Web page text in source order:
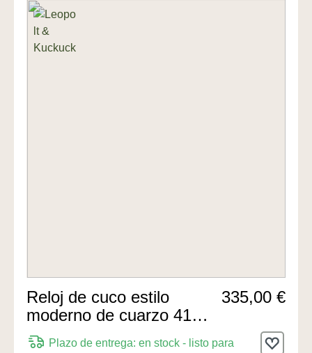
Reloj de cuco estilo
moderno de cuarzo 41cm
de Leopolt
335,00 €
Plazo de entrega: en stock - listo para